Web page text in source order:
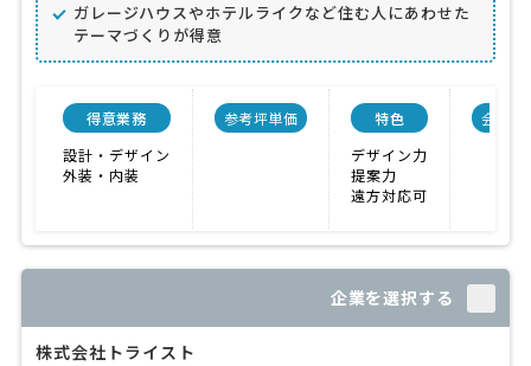
ガレージハウスやホテルライクなど住む人にあわせた
テーマづくりが得意
得意業務
設計・デザイン
外装・内装
参考坪単価
特色
デザイン力
提案力
遠方対応可
会社規
企業を選択する
株式会社トライスト